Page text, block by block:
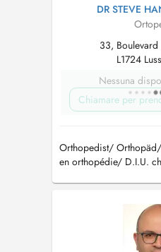
DR STEVE
33,
L1724
Nessuna
Chiamare per
Orthopedist/
en orthopédie/ D.I.U.